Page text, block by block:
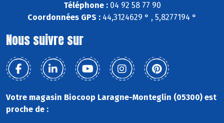
Téléphone :04 92 58 77 90
Coordonnées GPS : 44,3124629 ° , 5,8277194 °
Nous suivre sur
Votre magasin Biocoop Laragne-Monteglin (05300) est
proche de :